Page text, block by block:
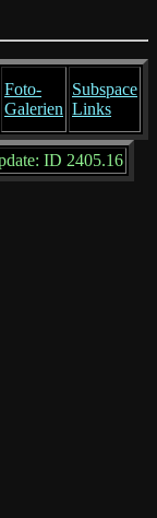
Foto-
Galerien
Subspace
Links
ID 2405.16